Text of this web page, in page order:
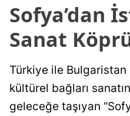
Sofya’dan
Sanat
Türkiye ile Bulgaristan
kültürel bağları
geleceğe taşıyan